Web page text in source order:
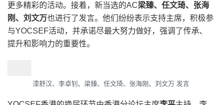
更多精彩的活动。接着，新当选的AC梁臻、任文琦、张海
刚、刘文万也进行了发言。他们纷纷表示支持主席，积极参
与YOCSEF活动，并承诺尽最大努力做好，强调了传承、
提升和影响力的重要性。
漆舒汉、李卓钊、梁臻、任文琦、张海刚、刘文万 发言